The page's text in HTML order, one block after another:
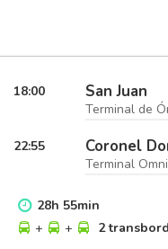
18:00 San Juan
Terminal de
22:55 Coronel
Terminal
28h 55min
+
+ 2